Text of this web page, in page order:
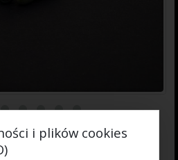
i plików cookies